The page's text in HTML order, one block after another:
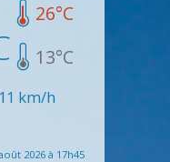
26°C
13°C
km/h
2026 à 17h45